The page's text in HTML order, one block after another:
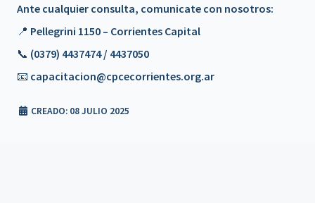
💬 Más convenios, más beneficios 🌟 - UPA ROPA
AMERICANA
MASAJES
Ante cualquier consulta, comunicate con nosotros:
📍 Pellegrini 1150 – Corrientes Capital
📞 (0379) 4437474 / 4437050
📧 capacitacion@cpcecorrientes.org.ar
CREADO: 08 JULIO 2025